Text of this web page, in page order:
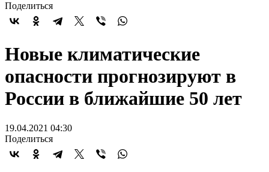
Поделиться
Новые климатические
опасности прогнозируют в
России в ближайшие 50 лет
19.04.2021 04:30
Поделиться